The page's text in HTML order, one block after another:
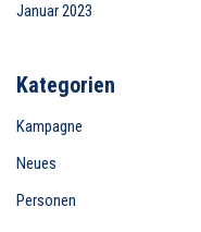
Januar 2023
Kategorien
Kampagne
Neues
Personen